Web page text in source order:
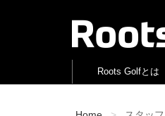
Roots Golfとは